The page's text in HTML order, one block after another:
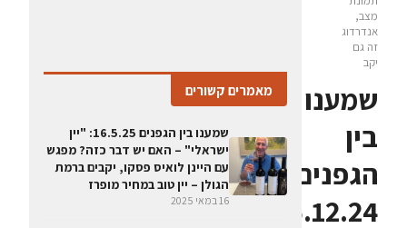
מצב,
אנדרדוג
זה גם
יקב
שמענו
בין
הגפנים
מאמרים קשורים
שמענו בין הגפנים 16.5.25: "יין
ישראלי" – האם יש דבר כזה? מפגש
עם היינן לואיס פסקו, יקבים ברמת
הגולן – יין טוב במחיר מופרז
16 במאי 2025